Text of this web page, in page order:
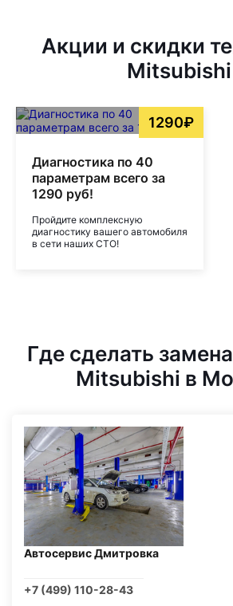
Акции и скидки
Mitsubishi
1290₽
Диагностика по 40
параметрам всего за
1290 руб!
Пройдите комплексную
диагностику вашего автомобиля
в сети наших СТО!
Где сделать
Mitsubishi в
Автосервис Дмитровка
+7 (499) 110-28-43